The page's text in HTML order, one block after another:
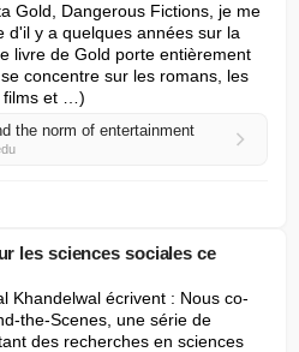
Gold, Dangerous Fictions, je me
d'il y a quelques années sur la
livre de Gold porte entièrement
concentre sur les romans, les
films et …)
the norm of entertainment
les sciences sociales ce
Khandelwal écrivent : Nous co-
the-Scenes, une série de
des recherches en sciences